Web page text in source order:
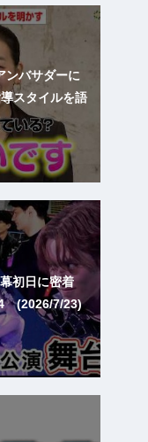
バサダーに
スタイルを語
初日に密着
(2026/7/23)